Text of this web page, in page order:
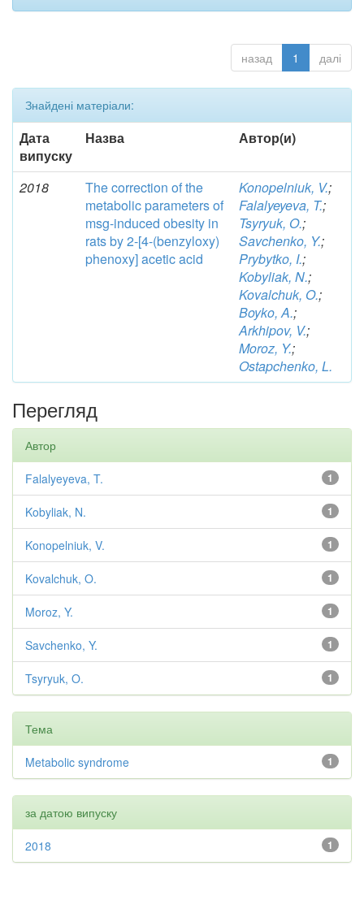
назад 1 далі
Знайдені матеріали:
Дата
випуску
Назва Автор(и)
2018
The correction of the
metabolic parameters of
msg-induced obesity in
rats by 2-[4-(benzyloxy)
phenoxy] acetic acid
Konopelniuk, V.;
Falalyeyeva, T.;
Tsyryuk, O.;
Savchenko, Y.;
Prybytko, I.;
Kobyliak, N.;
Kovalchuk, O.;
Boyko, A.;
Arkhipov, V.;
Moroz, Y.;
Ostapchenko, L.
Перегляд
Автор
1
Falalyeyeva, T.
1
Kobyliak, N.
1
Konopelniuk, V.
1
Kovalchuk, O.
1
Moroz, Y.
1
Savchenko, Y.
1
Tsyryuk, O.
Тема
1
Metabolic syndrome
за датою випуску
1
2018